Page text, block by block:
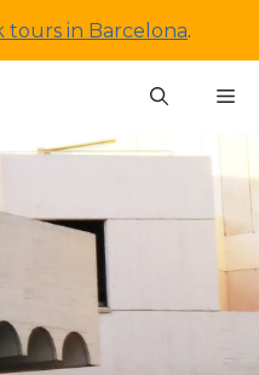
tours in Barcelona.